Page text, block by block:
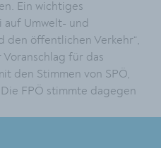
Ein wichtiges
auf Umwelt- und
den öffentlichen Verkehr“,
Voranschlag für das
den Stimmen von SPÖ,
FPÖ stimmte dagegen